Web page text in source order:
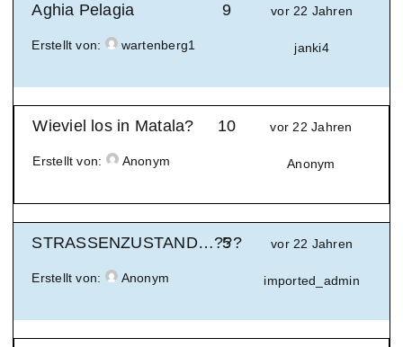
Aghia Pelagia
Erstellt von: wartenberg1
9 vor 22 Jahren
janki4
Wieviel los in Matala?
Erstellt von: Anonym
10 vor 22 Jahren
Anonym
STRASSENZUSTAND…???
Erstellt von: Anonym
5 vor 22 Jahren
imported_admin